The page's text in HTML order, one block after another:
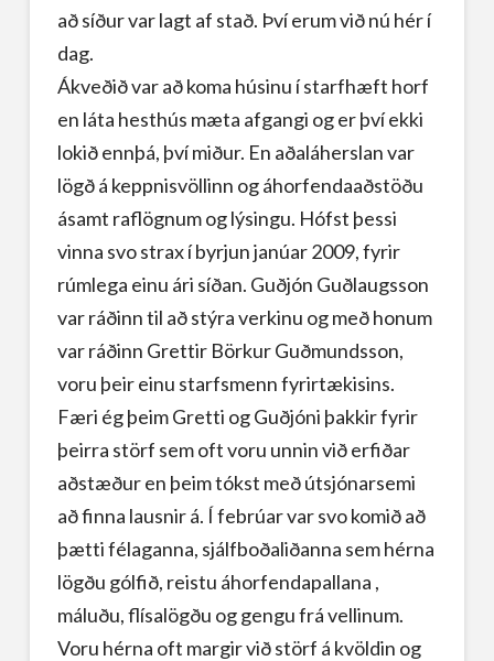
að síður var lagt af stað. Því erum við nú hér í
dag.
Ákveðið var að koma húsinu í starfhæft horf
en láta hesthús mæta afgangi og er því ekki
lokið ennþá, því miður. En aðaláherslan var
lögð á keppnisvöllinn og áhorfendaaðstöðu
ásamt raflögnum og lýsingu. Hófst þessi
vinna svo strax í byrjun janúar 2009, fyrir
rúmlega einu ári síðan. Guðjón Guðlaugsson
var ráðinn til að stýra verkinu og með honum
var ráðinn Grettir Börkur Guðmundsson,
voru þeir einu starfsmenn fyrirtækisins.
Færi ég þeim Gretti og Guðjóni þakkir fyrir
þeirra störf sem oft voru unnin við erfiðar
aðstæður en þeim tókst með útsjónarsemi
að finna lausnir á. Í febrúar var svo komið að
þætti félaganna, sjálfboðaliðanna sem hérna
lögðu gólfið, reistu áhorfendapallana ,
máluðu, flísalögðu og gengu frá vellinum.
Voru hérna oft margir við störf á kvöldin og